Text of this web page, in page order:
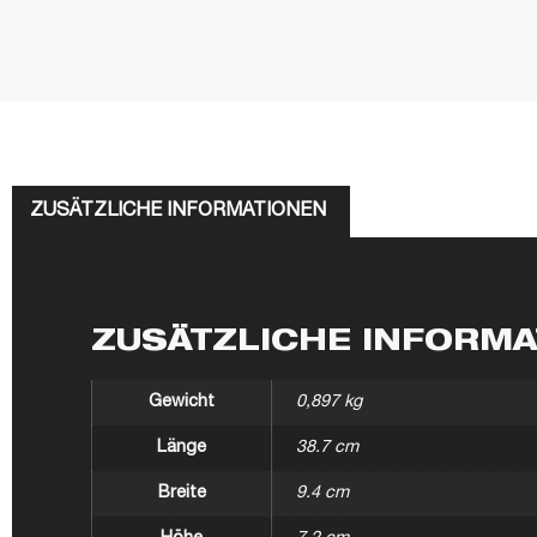
ZUSÄTZLICHE INFORMATIONEN
ZUSÄTZLICHE
Gewicht 0,897 kg
Länge 38.7 cm
Breite 9.4 cm